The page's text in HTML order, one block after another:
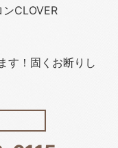
CLOVER
す！固くお断りし